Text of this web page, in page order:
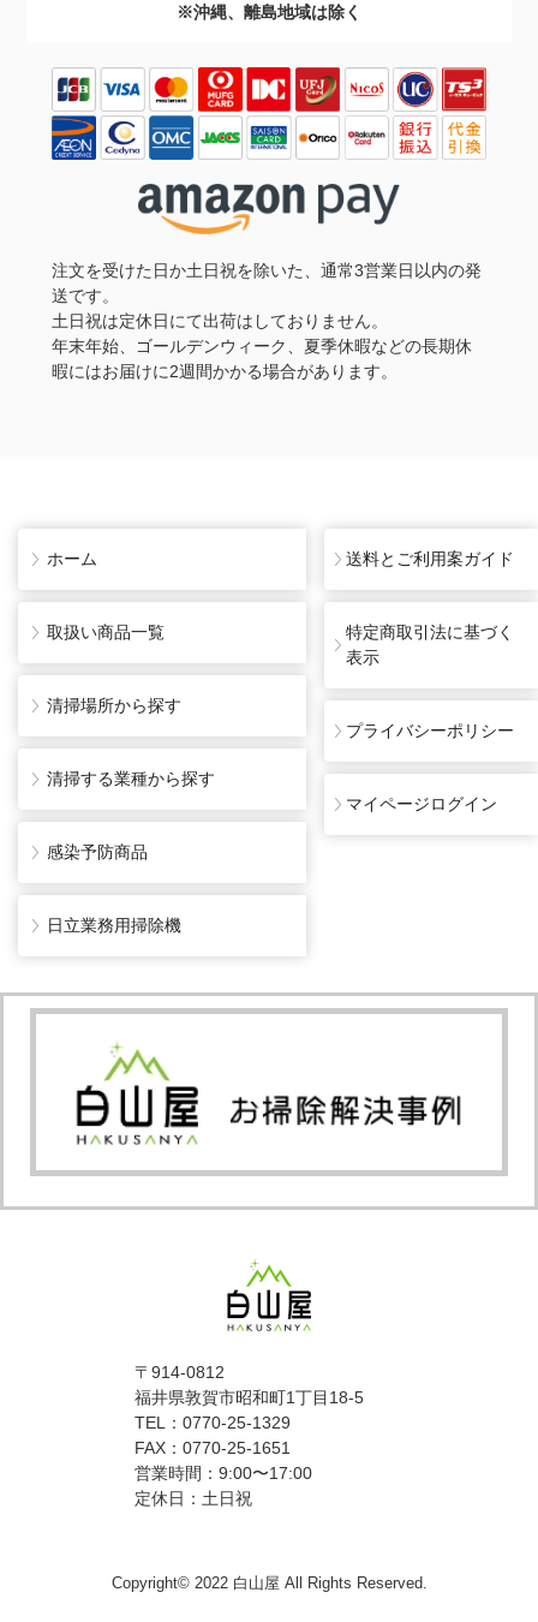
※沖縄、離島地域は除く
注文を受けた日か土日祝を除いた、通常3営業日以内の発
送です。
土日祝は定休日にて出荷はしておりません。
年末年始、ゴールデンウィーク、夏季休暇などの長期休
暇にはお届けに2週間かかる場合があります。
〒914-0812
福井県敦賀市昭和町1丁目18-5
TEL：0770-25-1329
FAX：0770-25-1651
営業時間：9:00〜17:00
定休日：土日祝
ホーム
取扱い商品一覧
清掃場所から探す
清掃する業種から探す
感染予防商品
日立業務用掃除機
送料とご利用案ガイド
特定商取引法に基づく
表示
プライバシーポリシー
マイページログイン
Copyright© 2022 白山屋 All Rights Reserved.